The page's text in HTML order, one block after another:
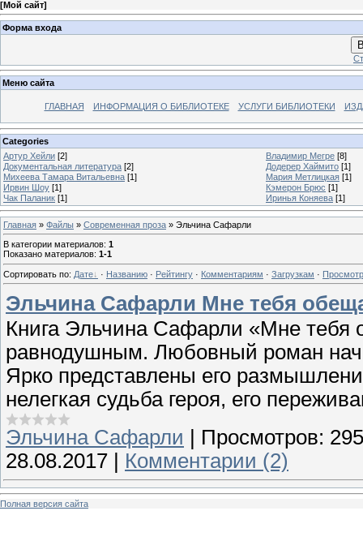
[Мой сайт]
Форма входа
Меню сайта
ГЛАВНАЯ ИНФОРМАЦИЯ О БИБЛИОТЕКЕ УСЛУГИ БИБЛИОТЕКИ
Categories
Артур Хейли [2] Владимир Мегре [8]
Документальная литература [2] Додерер Хаймито [1]
Михеева Тамара Витальевна [1] Мария Метлицкая [1]
Ирвин Шоу [1] Кэмерон Брюс [1]
Чак Паланик [1] Иринья Коняева [1]
Главная » Файлы » Современная проза » Эльчина Сафарли
В категории материалов: 1
Показано материалов: 1-1
Сортировать по: Дате · Названию · Рейтингу · Комментариям · Загрузкам ·
Эльчина Сафарли Мне тебя
Книга Эльчина Сафарли «Мне тебя
равнодушным. Любовный роман
Ярко представлены его
нелегкая судьба героя, его
Эльчина Сафарли | Просмотров:
28.08.2017 | Комментарии (2)
Полная версия сайта